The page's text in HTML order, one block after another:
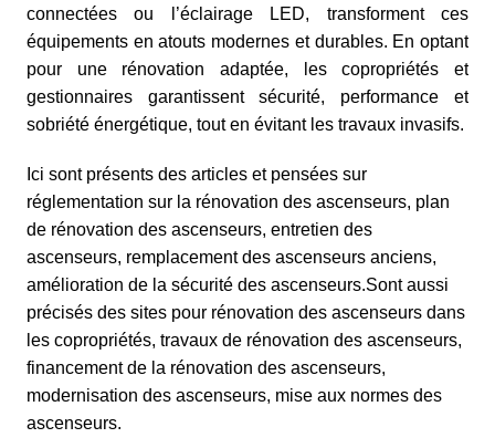
connectées ou l’éclairage LED, transforment ces
équipements en atouts modernes et durables. En optant
pour une rénovation adaptée, les copropriétés et
gestionnaires garantissent sécurité, performance et
sobriété énergétique, tout en évitant les travaux invasifs.
Ici sont présents des articles et pensées sur
réglementation sur la rénovation des ascenseurs, plan
de rénovation des ascenseurs, entretien des
ascenseurs, remplacement des ascenseurs anciens,
amélioration de la sécurité des ascenseurs.Sont aussi
précisés des sites pour rénovation des ascenseurs dans
les copropriétés, travaux de rénovation des ascenseurs,
financement de la rénovation des ascenseurs,
modernisation des ascenseurs, mise aux normes des
ascenseurs.